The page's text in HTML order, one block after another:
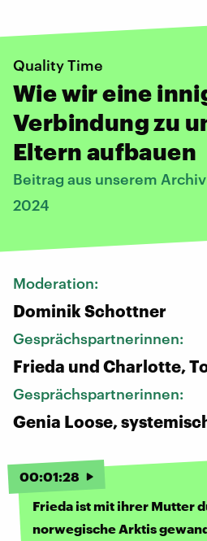
Quality Time
Wie wir eine
Verbindung zu
Eltern aufbauen
Beitrag aus unserem
2024
Moderation:
Dominik Schottner
Gesprächspartnerinnen:
Frieda und Charlotte,
Gesprächspartnerinnen:
Genia Loose,
00:01:28
Frieda ist mit ihrer Mutter
norwegische Arktis